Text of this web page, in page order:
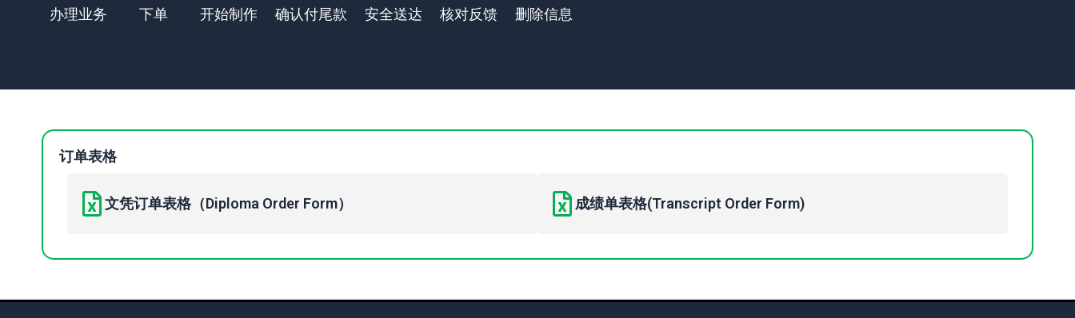
办理业务
下单
开始制作
确认付尾款
安全送达
核对反馈
删除信息
订单表格
文凭订单表格（Diploma Order Form） 成绩单表格(Transcript Order Form)